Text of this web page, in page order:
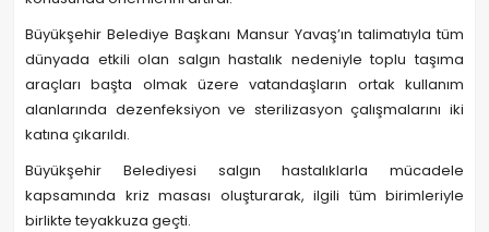
Büyükşehir Belediye Başkanı Mansur Yavaş’ın talimatıyla tüm
dünyada etkili olan salgın hastalık nedeniyle toplu taşıma
araçları başta olmak üzere vatandaşların ortak kullanım
alanlarında dezenfeksiyon ve sterilizasyon çalışmalarını iki
katına çıkarıldı.
Büyükşehir Belediyesi salgın hastalıklarla mücadele
kapsamında kriz masası oluşturarak, ilgili tüm birimleriyle
birlikte teyakkuza geçti.